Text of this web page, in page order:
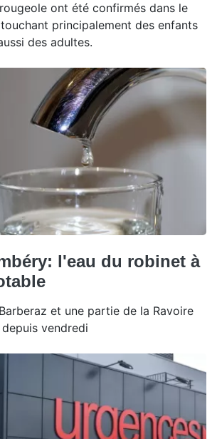
ont été confirmés dans le
principalement des enfants
des adultes.
l'eau du robinet à
et une partie de la Ravoire
vendredi